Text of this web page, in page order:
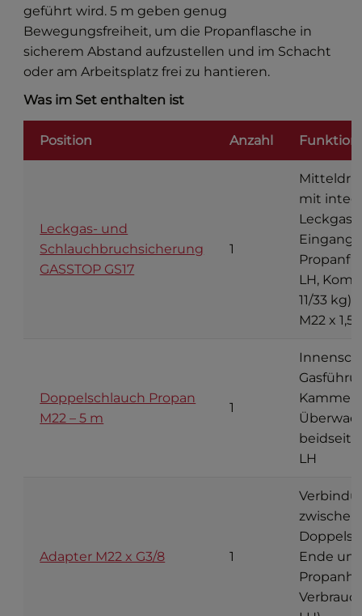
geführt wird. 5 m geben genug
Bewegungsfreiheit, um die Propanflasche in
sicherem Abstand aufzustellen und im Schacht
oder am Arbeitsplatz frei zu hantieren.
Was im Set enthalten ist
Position Anzahl Funktion
Leckgas- und
Schlauchbruchsicherung
GASSTOP GS17
1
mit
Eingang
LH,
11/33
M22 x 1,5
Doppelschlauch Propan
M22 – 5 m
1
Kammer
beidseitig
LH
Adapter M22 x G3/8 1
zwischen
Ende